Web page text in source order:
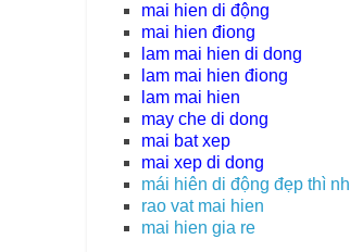
mai hien di động
mai hien điong
lam mai hien di dong
lam mai hien điong
lam mai hien
may che di dong
mai bat xep
mai xep di dong
mái hiên di động đẹp thì
rao vat mai hien
mai hien gia re